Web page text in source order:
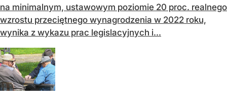
na minimalnym, ustawowym poziomie 20 proc. realnego
wzrostu przeciętnego wynagrodzenia w 2022 roku,
wynika z wykazu prac legislacyjnych i...